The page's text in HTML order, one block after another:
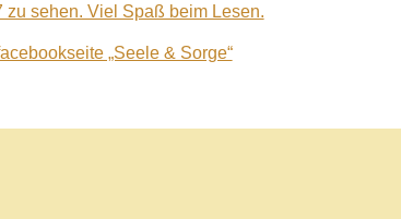
sehen. Viel Spaß beim Lesen.
„Seele & Sorge“